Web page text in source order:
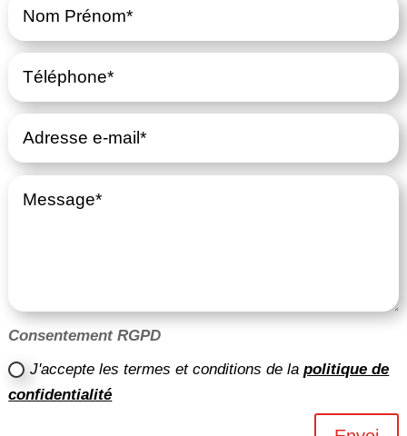
Consentement RGPD
J'accepte les termes et conditions de lapolitique de
confidentialité